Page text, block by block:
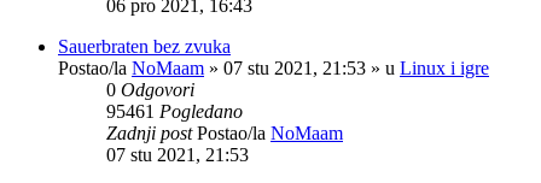
06 pro 2021, 16:43
Sauerbraten bez zvuka
Postao/la NoMaam » 07 stu 2021, 21:53 » u Linux i igre
0 Odgovori
95461 Pogledano
Zadnji postPostao/la NoMaam
07 stu 2021, 21:53